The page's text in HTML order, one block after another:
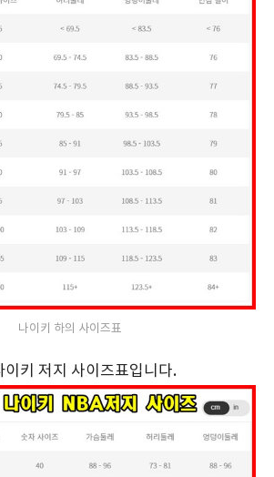
나이키 하의 사이즈표
이키 저지 사이즈표입니다.